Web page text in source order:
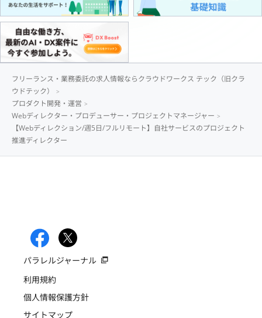
フリーランス・業務委託の求人情報ならクラウドワークス テック（旧クラ
ウドテック）
プロダクト開発・運営
Webディレクター・プロデューサー・プロジェクトマネージャー
【Webディレクション/週5日/フルリモート】自社サービスのプロジェクト
推進ディレクター
パラレルジャーナル
利用規約
個人情報保護方針
サイトマップ